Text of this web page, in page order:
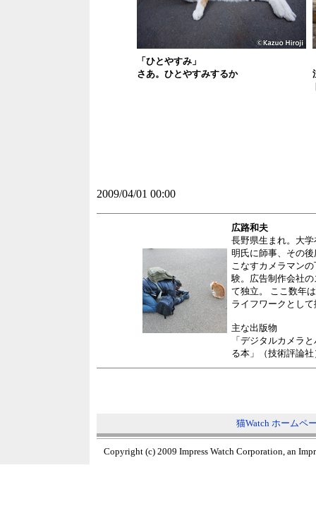
「ひとやすみ」
さあ。ひとやすみするか
2009/04/01 00:00
広路和夫
長野県生まれ。大
明氏に師事、その
こなすカメラマン
験。広告制作会社
て独立。 ここ数年
ライフワークとし
主な出版物
「デジタルカメラ
る本」（技術評論
猫Watch ホームペ
Copyright (c) 2009 Impress Watch Corporation, an